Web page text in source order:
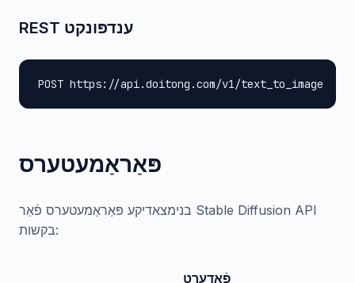
REST ענדפּונקט
POST https://api.doitong.com/v1/text_to_image
פּאַראַמעטערס
בנימצאדיקע פּאַראַמעטערס פֿאַר Stable Diffusion API
בקשות:
פֿאָדערט